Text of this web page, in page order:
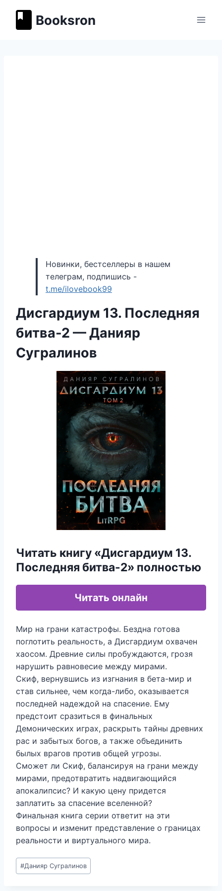
содержимому
Booksron
Новинки, бестселлеры в нашем
телеграм, подпишись -
t.me/ilovebook99
Дисгардиум 13. Последняя
битва-2 — Данияр
Сугралинов
Читать книгу «Дисгардиум 13.
Последняя битва-2» полностью
Читать онлайн
Мир на грани катастрофы. Бездна готова
поглотить реальность, а Дисгардиум охвачен
хаосом. Древние силы пробуждаются, грозя
нарушить равновесие между мирами.
Скиф, вернувшись из изгнания в бета-мир и
став сильнее, чем когда-либо, оказывается
последней надеждой на спасение. Ему
предстоит сразиться в финальных
Демонических играх, раскрыть тайны древних
рас и забытых богов, а также объединить
былых врагов против общей угрозы.
Сможет ли Скиф, балансируя на грани между
мирами, предотвратить надвигающийся
апокалипсис? И какую цену придется
заплатить за спасение вселенной?
Финальная книга серии ответит на эти
вопросы и изменит представление о границах
реальности и виртуального мира.
Метки
записи:
#Данияр Сугралинов